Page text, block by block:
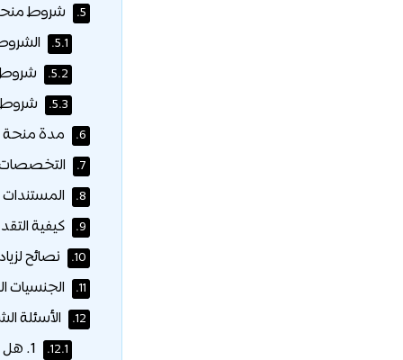
5. شروط
5.1.
5.2. شروط
5.3. شروط
6. مدة منحة
7.
8.
9. كيفية
10. نصائح
11. الجنسيات
12. الأسئلة
12.1.